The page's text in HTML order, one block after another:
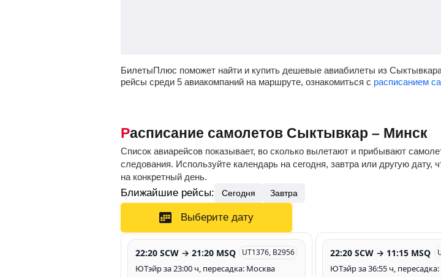
БилетыПлюс поможет найти и купить дешевые авиабилеты из
рейсы среди 5 авиакомпаний на маршруте, ознакомиться с расписанием
Расписание самолетов Сыктывкар – Минск
Список авиарейсов показывает, во сколько вылетают и прибывают
следования. Используйте календарь на сегодня, завтра или другую
на конкретный день.
Ближайшие рейсы: Сегодня Завтра
Выберите дату
22:20 SCW → 21:20 MSQ UT1376, B2956
ЮТэйр за 23:00 ч, пересадка: Москва
22:20 SCW → 11:15 MSQ
ЮТэйр за 36:55 ч,